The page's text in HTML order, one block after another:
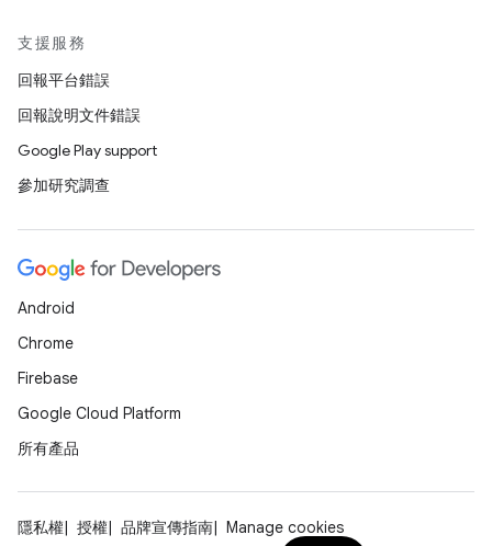
支援服務
回報平台錯誤
回報說明文件錯誤
Google Play support
參加研究調查
Android
Chrome
Firebase
Google Cloud Platform
所有產品
隱私權 授權 品牌宣傳指南 Manage cookies